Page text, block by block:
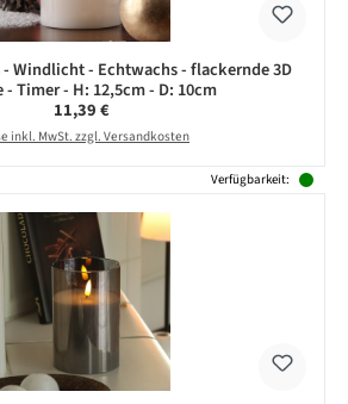
- Windlicht - Echtwachs - flackernde 3D
- Timer - H: 12,5cm - D: 10cm
Regulärer Preis:
11,39 €
inkl. MwSt. zzgl. Versandkosten
Verfügbarkeit: